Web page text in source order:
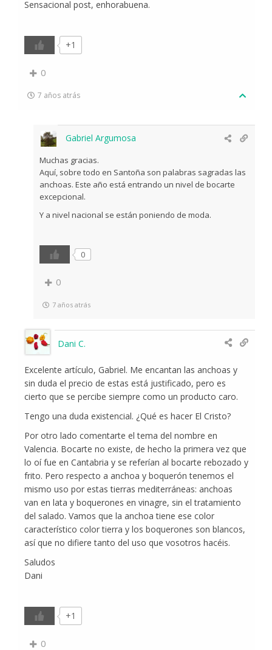
Sensacional post, enhorabuena.
+1
0
7 años atrás
Gabriel Argumosa
Muchas gracias.
Aquí, sobre todo en Santoña son palabras sagradas las
anchoas. Este año está entrando un nivel de bocarte
excepcional.
Y a nivel nacional se están poniendo de moda.
0
0
7 años atrás
Dani C.
Excelente artículo, Gabriel. Me encantan las anchoas y
sin duda el precio de estas está justificado, pero es
cierto que se percibe siempre como un producto caro.
Tengo una duda existencial. ¿Qué es hacer El Cristo?
Por otro lado comentarte el tema del nombre en
Valencia. Bocarte no existe, de hecho la primera vez que
lo oí fue en Cantabria y se referían al bocarte rebozado y
frito. Pero respecto a anchoa y boquerón tenemos el
mismo uso por estas tierras mediterráneas: anchoas
van en lata y boquerones en vinagre, sin el tratamiento
del salado. Vamos que la anchoa tiene ese color
característico color tierra y los boquerones son blancos,
así que no difiere tanto del uso que vosotros hacéis.
Saludos
Dani
+1
0